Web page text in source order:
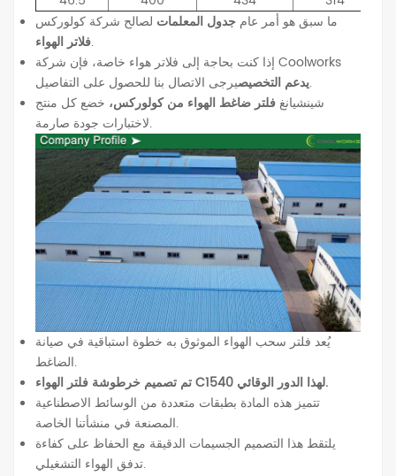
ما سبق هو أمر عام جدول المعلمات لصالح شركة كولوركس
فلاتر الهواء.
إذا كنت بحاجة إلى فلاتر هواء خاصة، فإن شركة Coolworks
يدعم التخصيصيرجى الاتصال بنا للحصول على التفاصيل.
شينشيانغ فلتر ضاغط الهواء من كولوركس، خضع كل منتج
لاختبارات جودة صارمة.
يُعد فلتر سحب الهواء الموثوق به خطوة استباقية في صيانة
الضاغط.
تم تصميم خرطوشة فلتر الهواء C1540 لهذا الدور الوقائي.
تتميز هذه المادة بطبقات متعددة من الوسائط الاصطناعية
المصنعة في منشأتنا الخاصة.
يلتقط هذا التصميم الجسيمات الدقيقة مع الحفاظ على كفاءة
تدفق الهواء التشغيلي.